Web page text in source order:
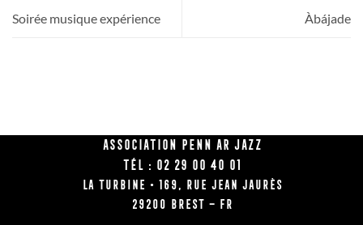
Soirée musique expérience Àbájade
Association Penn Ar Jazz
Tél : 02 29 00 40 01
La Turbine • 169, rue Jean Jaurès
29200 BREST – FR